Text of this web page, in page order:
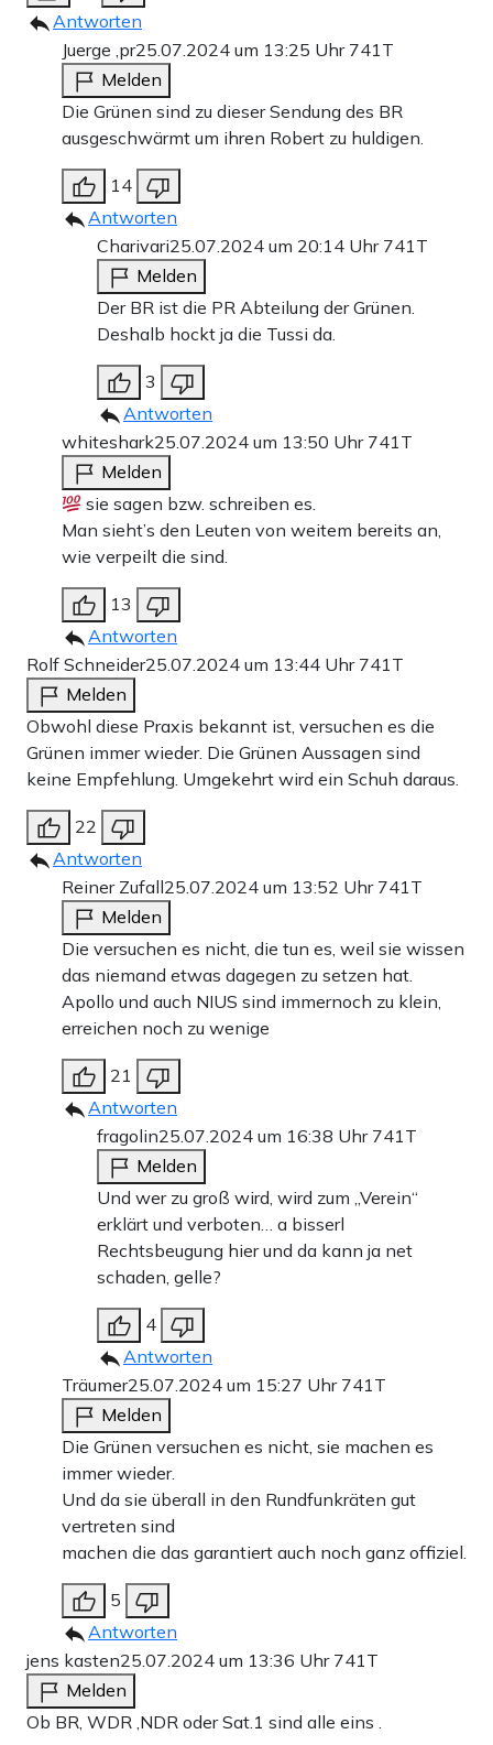
Antworten
Juerge ,pr25.07.2024 um 13:25 Uhr 741T
Melden
Die Grünen sind zu dieser Sendung des BR
ausgeschwärmt um ihren Robert zu huldigen.
14
Antworten
Charivari25.07.2024 um 20:14 Uhr 741T
Melden
Der BR ist die PR Abteilung der Grünen.
Deshalb hockt ja die Tussi da.
3
Antworten
whiteshark25.07.2024 um 13:50 Uhr 741T
Melden
sie sagen bzw. schreiben es.
Man sieht’s den Leuten von weitem bereits an,
wie verpeilt die sind.
13
Antworten
Rolf Schneider25.07.2024 um 13:44 Uhr 741T
Melden
Obwohl diese Praxis bekannt ist, versuchen es die
Grünen immer wieder. Die Grünen Aussagen sind
keine Empfehlung. Umgekehrt wird ein Schuh daraus.
22
Antworten
Reiner Zufall25.07.2024 um 13:52 Uhr 741T
Melden
Die versuchen es nicht, die tun es, weil sie wissen
das niemand etwas dagegen zu setzen hat.
Apollo und auch NIUS sind immernoch zu klein,
erreichen noch zu wenige
21
Antworten
fragolin25.07.2024 um 16:38 Uhr 741T
Melden
Und wer zu groß wird, wird zum „Verein“
erklärt und verboten… a bisserl
Rechtsbeugung hier und da kann ja net
schaden, gelle?
4
Antworten
Träumer25.07.2024 um 15:27 Uhr 741T
Melden
Die Grünen versuchen es nicht, sie machen es
immer wieder.
Und da sie überall in den Rundfunkräten gut
vertreten sind
machen die das garantiert auch noch ganz offiziel.
5
Antworten
jens kasten25.07.2024 um 13:36 Uhr 741T
Melden
Ob BR, WDR ,NDR oder Sat.1 sind alle eins .